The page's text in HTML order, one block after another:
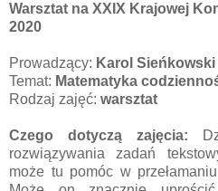
Warsztat na XXIX Krajowej
2020
Prowadzący: Karol Sieńkowski
Temat: Matematyka
Rodzaj zajęć: warsztat
Czego dotyczą zajęcia:
rozwiązywania zadań
może tu pomóc w